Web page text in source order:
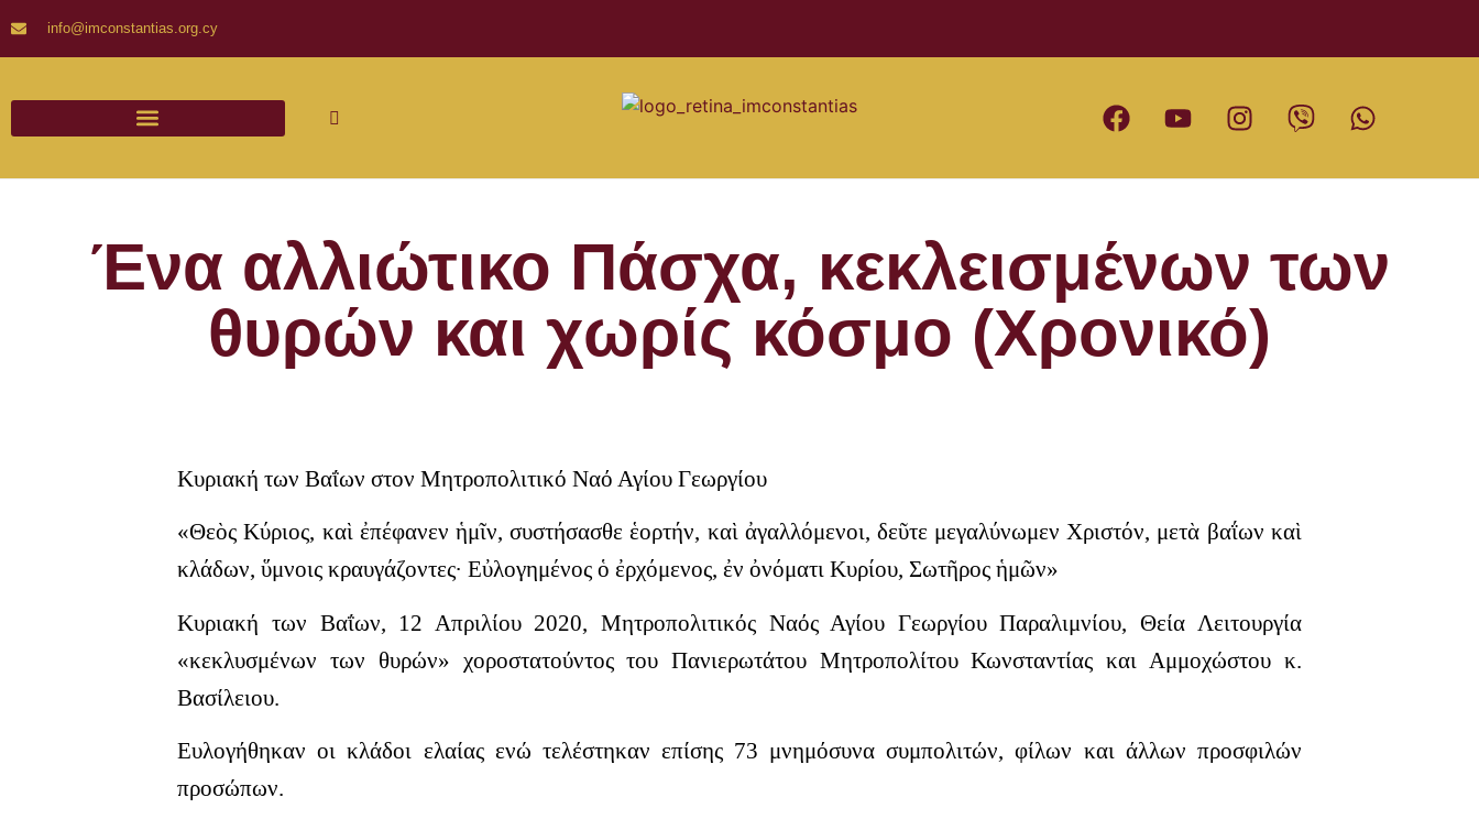
info@imconstantias.org.cy
Ένα αλλιώτικο Πάσχα, κεκλεισμένων των
θυρών και χωρίς κόσμο (Χρονικό)
Κυριακή των Βαΐων στον Μητροπολιτικό Ναό Αγίου Γεωργίου
«Θεὸς Κύριος, καὶ ἐπέφανεν ἡμῖν, συστήσασθε ἑορτήν, καὶ ἀγαλλόμενοι, δεῦτε μεγαλύνωμεν Χριστόν, μετὰ βαΐων καὶ
κλάδων, ὕμνοις κραυγάζοντες· Εὐλογημένος ὁ ἐρχόμενος, ἐν ὀνόματι Κυρίου, Σωτῆρος ἡμῶν»
Κυριακή των Βαΐων, 12 Απριλίου 2020, Μητροπολιτικός Ναός Αγίου Γεωργίου Παραλιμνίου, Θεία Λειτουργία
«κεκλυσμένων των θυρών» χοροστατούντος του Πανιερωτάτου Μητροπολίτου Κωνσταντίας και Αμμοχώστου κ.
Βασίλειου.
Ευλογήθηκαν οι κλάδοι ελαίας ενώ τελέστηκαν επίσης 73 μνημόσυνα συμπολιτών, φίλων και άλλων προσφιλών
προσώπων.